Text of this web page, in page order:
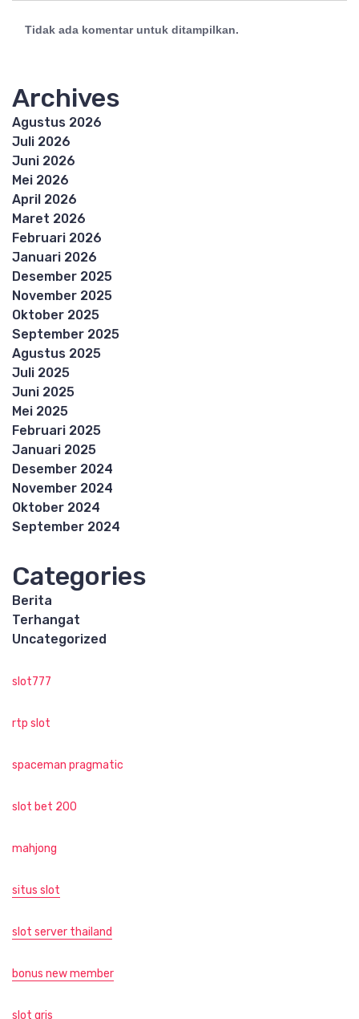
Tidak ada komentar untuk ditampilkan.
Archives
Agustus 2026
Juli 2026
Juni 2026
Mei 2026
April 2026
Maret 2026
Februari 2026
Januari 2026
Desember 2025
November 2025
Oktober 2025
September 2025
Agustus 2025
Juli 2025
Juni 2025
Mei 2025
Februari 2025
Januari 2025
Desember 2024
November 2024
Oktober 2024
September 2024
Categories
Berita
Terhangat
Uncategorized
slot777
rtp slot
spaceman pragmatic
slot bet 200
mahjong
situs slot
slot server thailand
bonus new member
slot qris